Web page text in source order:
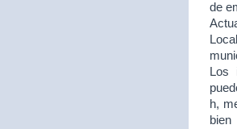
de
Los
h,